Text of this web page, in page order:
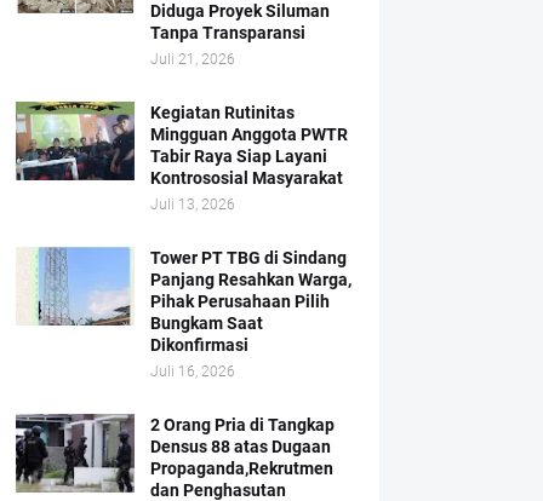
Diduga Proyek Siluman
Tanpa Transparansi
Juli 21, 2026
Kegiatan Rutinitas
Mingguan Anggota PWTR
Tabir Raya Siap Layani
Kontrososial Masyarakat
Juli 13, 2026
Tower PT TBG di Sindang
Panjang Resahkan Warga,
Pihak Perusahaan Pilih
Bungkam Saat
Dikonfirmasi
Juli 16, 2026
2 Orang Pria di Tangkap
Densus 88 atas Dugaan
Propaganda,Rekrutmen
dan Penghasutan